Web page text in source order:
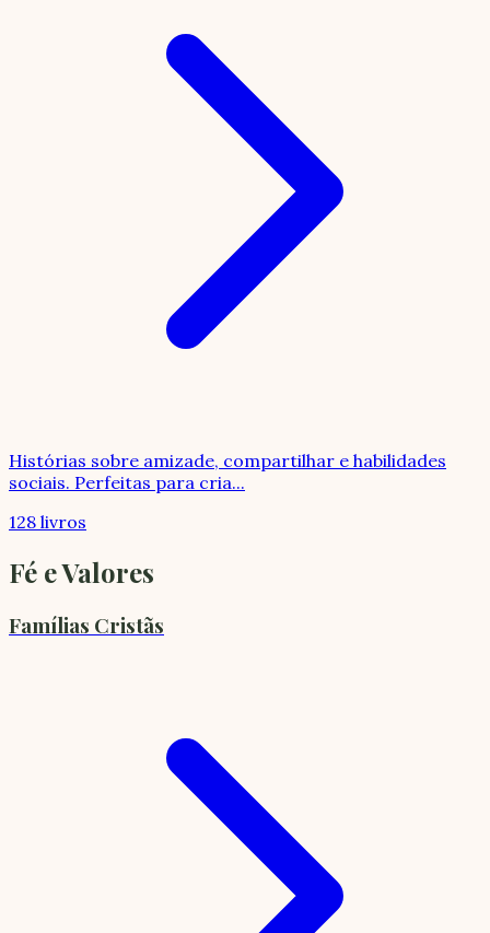
Histórias sobre amizade, compartilhar e habilidades
sociais. Perfeitas para cria...
128 livros
Fé e Valores
Famílias Cristãs